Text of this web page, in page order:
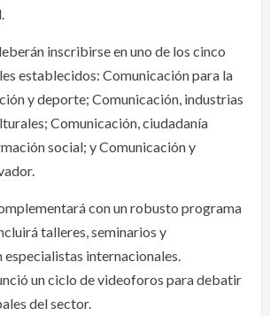
inscribirse en uno de los cinco
establecidos: Comunicación para la
y deporte; Comunicación, industrias
Comunicación, ciudadanía
social; y Comunicación y
con un robusto programa
talleres, seminarios y
especialistas internacionales.
un ciclo de videoforos para debatir
del sector.